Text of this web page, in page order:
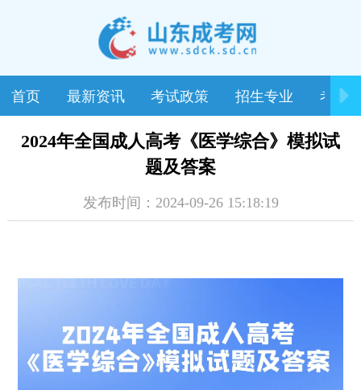
首页 最新资讯 考试政策 招生专业 考试
2024年全国成人高考《医学综合》模拟试
题及答案
发布时间：2024-09-26 15:18:19